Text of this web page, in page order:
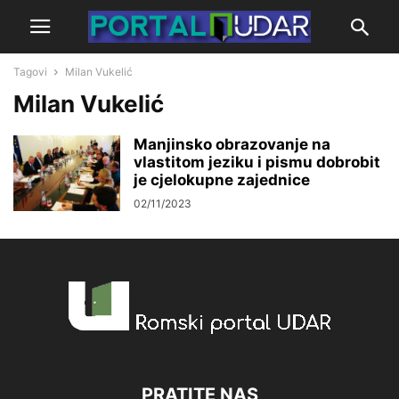
Tagovi Milan Vukelić
Milan Vukelić
Manjinsko obrazovanje na
vlastitom jeziku i pismu dobrobit
je cjelokupne zajednice
02/11/2023
PRATITE NAS